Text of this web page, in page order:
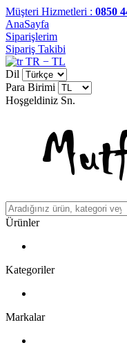
Müşteri Hizmetleri : 0850
AnaSayfa
Siparişlerim
Sipariş Takibi
TR − TL
Dil
Para Birimi
Hoşgeldiniz Sn.
Ürünler
Kategoriler
Markalar